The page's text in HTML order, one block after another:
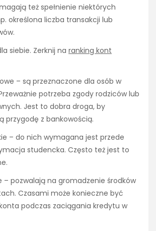
też spełnienie niektórych
określona liczba transakcji lub
siebie. Zerknij na ranking kont
– są przeznaczone dla osób w
potrzeba zgody rodziców lub
Jest to dobra droga, by
przygodę z bankowością.
– do nich wymagana jest przede
studencka. Często też jest to
– pozwalają na gromadzenie środków
Czasami może konieczne być
podczas zaciągania kredytu w